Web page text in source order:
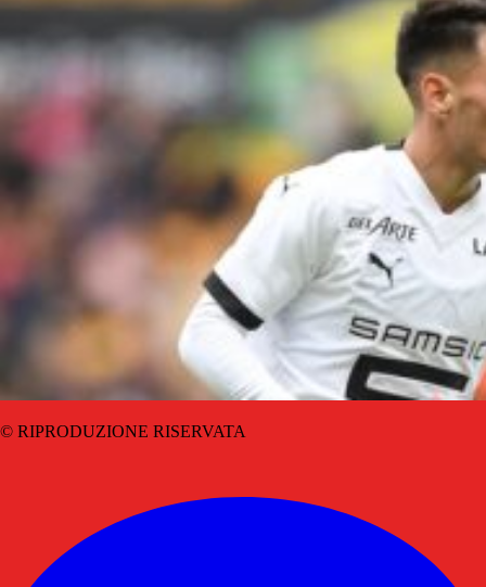
© RIPRODUZIONE RISERVATA